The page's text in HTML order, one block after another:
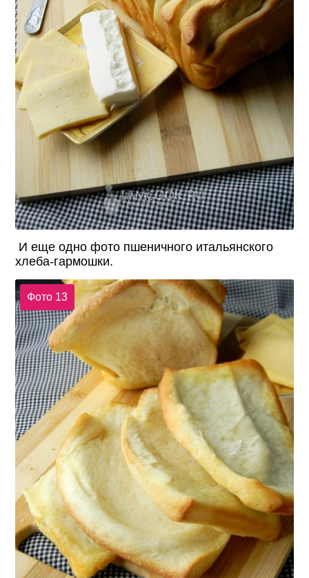
И еще одно фото пшеничного итальянского
хлеба-гармошки.
Фото 13